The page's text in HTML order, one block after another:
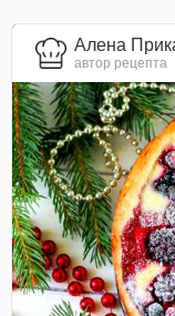
Алена
автор рецепта